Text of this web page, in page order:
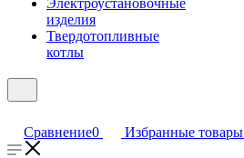
Электроустановочные
изделия
Твердотопливные
котлы
Сравнение0 Избранные товары